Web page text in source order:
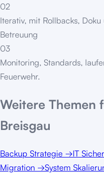
02
Iterativ, mit Rollbacks,
Betreuung
03
Monitoring, Standards,
Feuerwehr.
Weitere Themen
Breisgau
Backup Strategie →IT
Migration →System